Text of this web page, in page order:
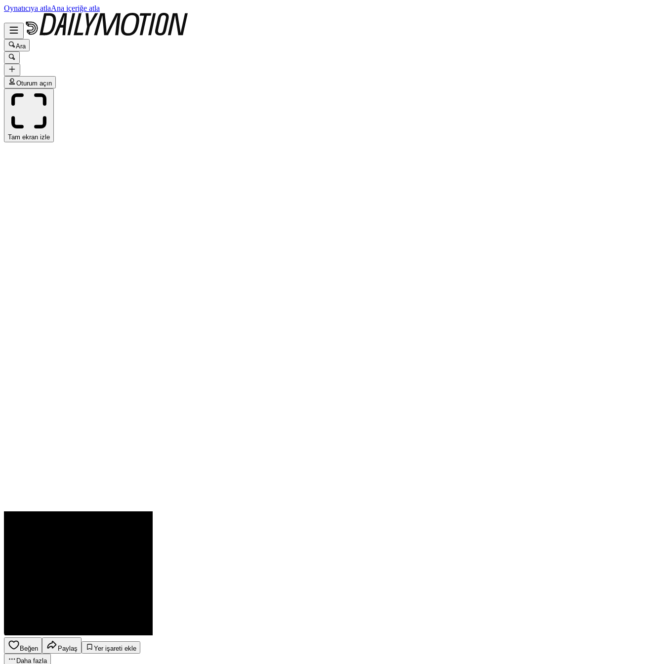
Oynatıcıya atlaAna içeriğe atla
Ara
Oturum açın
Tam ekran izle
Beğen Paylaş
Yer işareti ekle
Daha fazla